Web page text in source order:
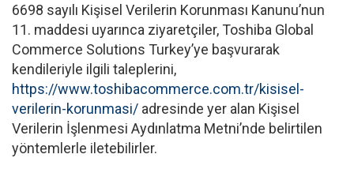
6698 sayılı Kişisel Verilerin Korunması Kanunu’nun
11. maddesi uyarınca ziyaretçiler, Toshiba Global
Commerce Solutions Turkey’ye başvurarak
kendileriyle ilgili taleplerini,
https://www.toshibacommerce.com.tr/kisisel-
verilerin-korunmasi/ adresinde yer alan Kişisel
Verilerin İşlenmesi Aydınlatma Metni’nde belirtilen
yöntemlerle iletebilirler.